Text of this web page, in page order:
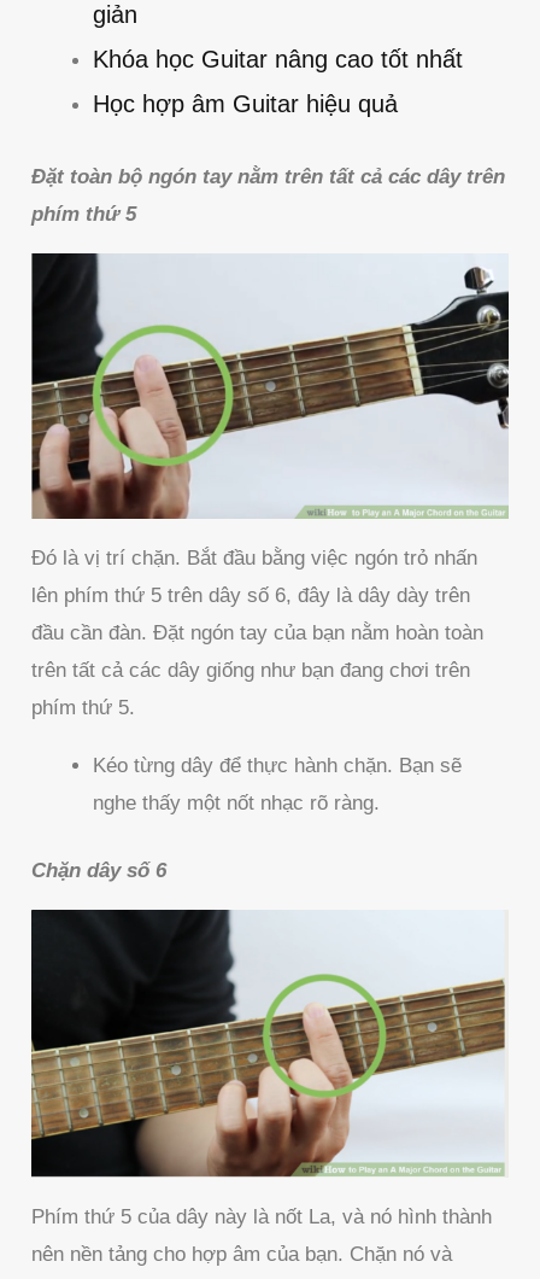
giản
Khóa học Guitar nâng cao tốt nhất
Học hợp âm Guitar hiệu quả
Đặt toàn bộ ngón tay nằm trên tất cả các dây trên
phím thứ 5
Đó là vị trí chặn. Bắt đầu bằng việc ngón trỏ nhấn
lên phím thứ 5 trên dây số 6, đây là dây dày trên
đầu cần đàn. Đặt ngón tay của bạn nằm hoàn toàn
trên tất cả các dây giống như bạn đang chơi trên
phím thứ 5.
Kéo từng dây để thực hành chặn. Bạn sẽ
nghe thấy một nốt nhạc rõ ràng.
Chặn dây số 6
Phím thứ 5 của dây này là nốt La, và nó hình thành
nên nền tảng cho hợp âm của bạn. Chặn nó và